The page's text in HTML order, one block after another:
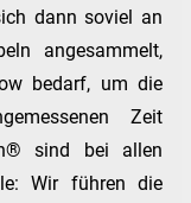
dann soviel an
angesammelt,
bedarf, um die
Zeit
sind bei allen
Wir führen die